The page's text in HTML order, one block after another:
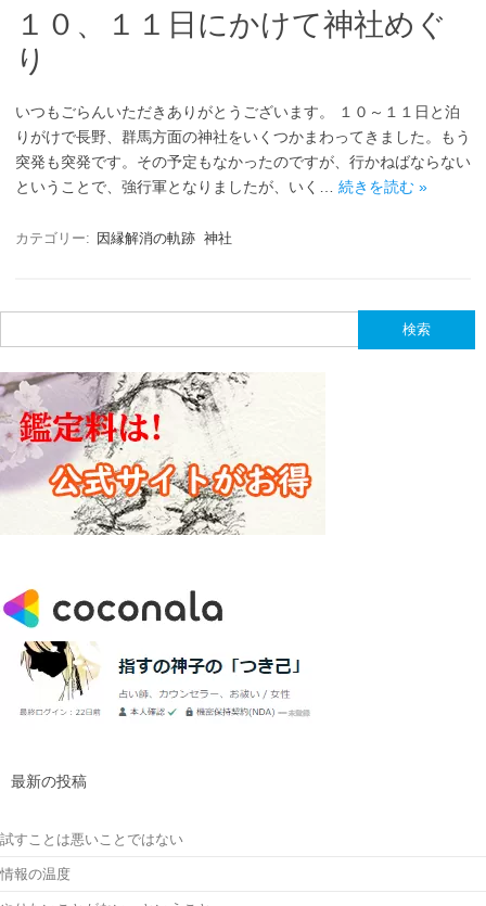
１０、１１日にかけて神社めぐ
り
いつもごらんいただきありがとうございます。 １０～１１日と泊
りがけで長野、群馬方面の神社をいくつかまわってきました。もう
突発も突発です。その予定もなかったのですが、行かねばならない
ということで、強行軍となりましたが、いく… 続きを読む »
カテゴリー: 因縁解消の軌跡 神社
索:
最新の投稿
試すことは悪いことではない
情報の温度